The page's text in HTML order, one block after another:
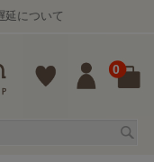
いて
0